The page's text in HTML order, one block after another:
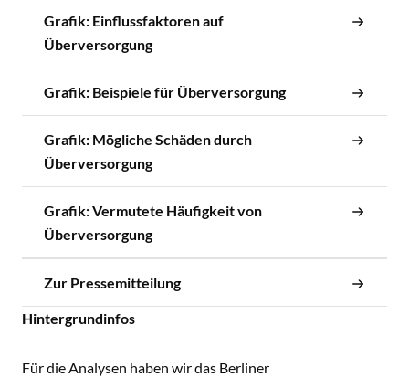
Grafik: Einflussfaktoren auf
Überversorgung
Grafik: Beispiele für Überversorgung
Grafik: Mögliche Schäden durch
Überversorgung
Grafik: Vermutete Häufigkeit von
Überversorgung
Zur Pressemitteilung
Hintergrundinfos
Für die Analysen haben wir das Berliner